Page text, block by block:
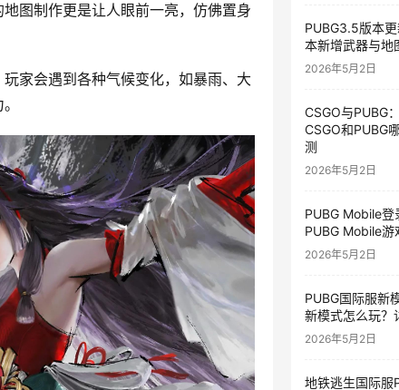
图制作更是让人眼前一亮，仿佛置身
家会遇到各种气候变化，如暴雨、大
PUBG3.5版本
本新增武器与地
2026年5月2日
CSGO与PUBG
CSGO和PUBG
测
2026年5月2日
PUBG Mobile
PUBG Mobile游
2026年5月2日
PUBG国际服新
新模式怎么玩？
2026年5月2日
地铁逃生国际服